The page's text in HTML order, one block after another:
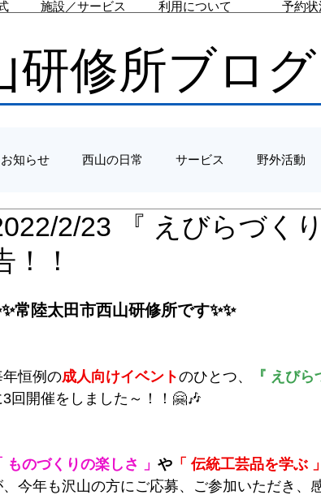
施設／サービス 利用について 予約状
研修所ブログ
お知らせ 西山の日常 サービス 野外活動
2/23 『 えびらづく
！！
常陸太田市西山研修所です✨✨
年恒例の成人向けイベントのひとつ、 『 えびら
3回開催をしました～！！🤗🎶
ものづくりの楽しさ 」 や 「 伝統工芸品を学ぶ 」
、今年も沢山の方にご応募、ご参加いただき、